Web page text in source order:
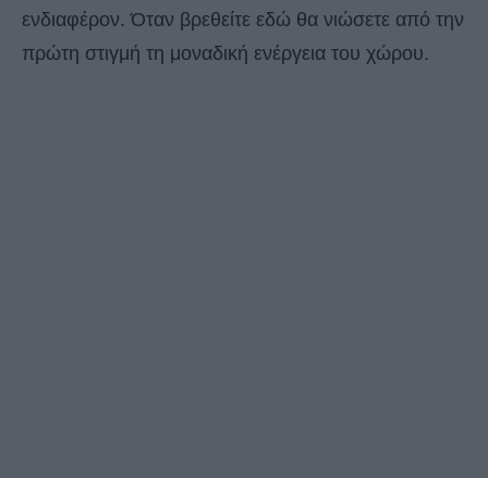
ενδιαφέρον. Όταν βρεθείτε εδώ θα νιώσετε από την
πρώτη στιγμή τη μοναδική ενέργεια του χώρου.